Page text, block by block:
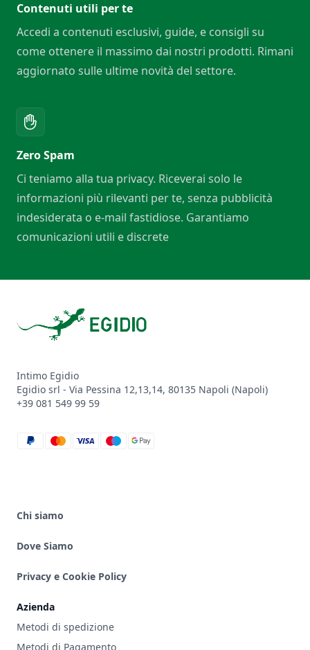
Contenuti utili per te
Accedi a contenuti esclusivi, guide, e consigli su
come ottenere il massimo dai nostri prodotti. Rimani
aggiornato sulle ultime novità del settore.
Zero Spam
Ci teniamo alla tua privacy. Riceverai solo le
informazioni più rilevanti per te, senza pubblicità
indesiderata o e-mail fastidiose. Garantiamo
comunicazioni utili e discrete
Intimo Egidio
Egidio srl - Via Pessina 12,13,14, 80135 Napoli (Napoli)
+39 081 549 99 59
paypal
mastercard
visa
maestro
google_pay
Chi siamo
Dove Siamo
Privacy e Cookie Policy
Azienda
Metodi di spedizione
Metodi di Pagamento